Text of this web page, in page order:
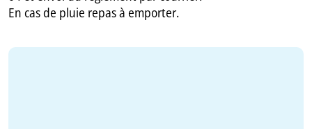
En cas de pluie repas à emporter.